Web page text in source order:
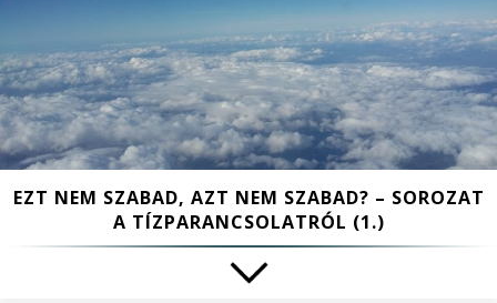
EZT NEM SZABAD, AZT NEM SZABAD? – SOROZAT
A TÍZPARANCSOLATRÓL (1.)